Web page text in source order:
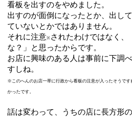
看板を出すのをやめました。
出すのが面倒になったとか、出し
ていないとかではありません。
それに注意※ されたわけではなく、
な？」と思ったからです。
お店に興味のある人は事前に下調
すしね。
※このへんのお店一帯に行政から看板の注意が入ったそうで
かったです。
話は変わって、うちの店に長方形